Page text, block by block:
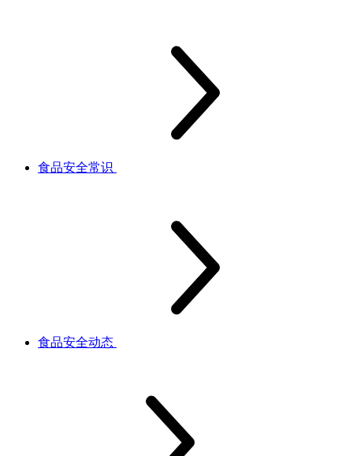
食品安全常识
食品安全动态